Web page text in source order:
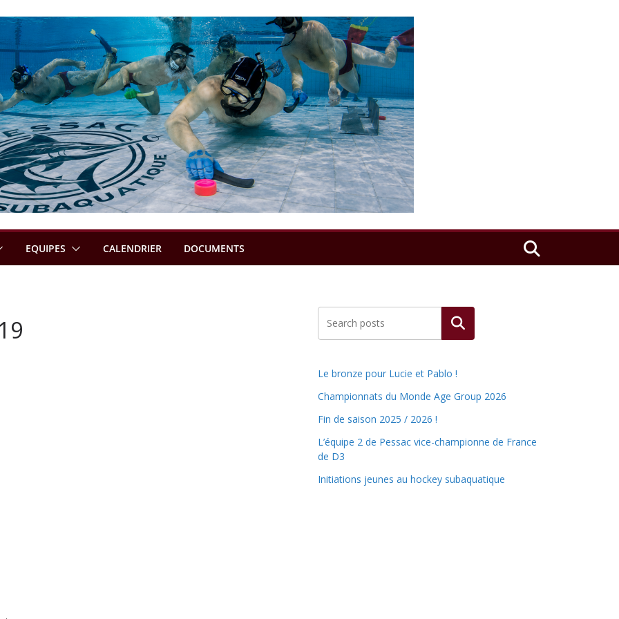
EQUIPES CALENDRIER DOCUMENTS
Rechercher
Le bronze pour Lucie et Pablo !
Championnats du Monde Age Group 2026
Fin de saison 2025 / 2026 !
L’équipe 2 de Pessac vice-championne de France
de D3
Initiations jeunes au hockey subaquatique